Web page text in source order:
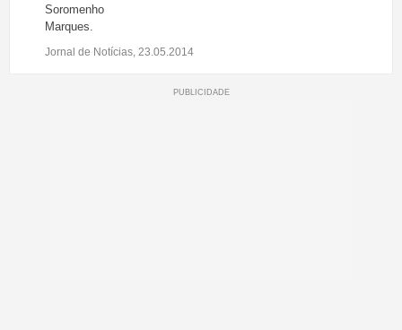
Soromenho
Marques.
Jornal de Notícias, 23.05.2014